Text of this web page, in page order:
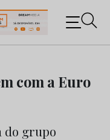
os negócios do
com a Euro
do grupo